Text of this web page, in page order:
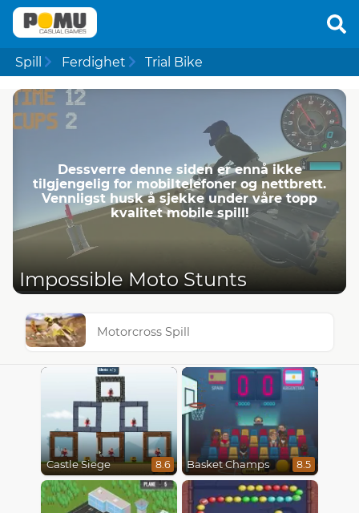
Spill Ferdighet Trial Bike
Dessverre denne siden er ennå ikke
tilgjengelig for mobiltelefoner og nettbrett.
Vennligst husk å sjekke under våre topp
kvalitet mobile spill!
Impossible Moto Stunts
Motorcross Spill
Castle Siege 8.6 Basket Champs 8.5